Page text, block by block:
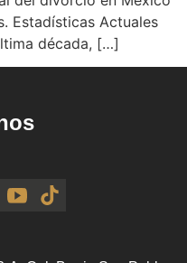
Estadísticas Actuales
década, […]